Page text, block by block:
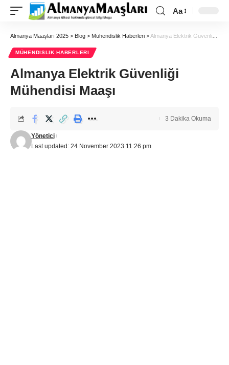
Aa
Almanya Maaşları 2025 > Blog > Mühendislik Haberleri >Almanya Elektrik Güvenliği Mühendisi Maaşı
MÜHENDISLIK HABERLERI
Almanya Elektrik Güvenliği
Mühendisi Maaşı
Last updated: 24 November 2023 11:26 pm
Yönetici
3 Dakika Okuma